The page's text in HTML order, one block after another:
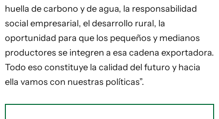
huella de carbono y de agua, la responsabilidad
social empresarial, el desarrollo rural, la
oportunidad para que los pequeños y medianos
productores se integren a esa cadena exportadora.
Todo eso constituye la calidad del futuro y hacia
ella vamos con nuestras políticas”.